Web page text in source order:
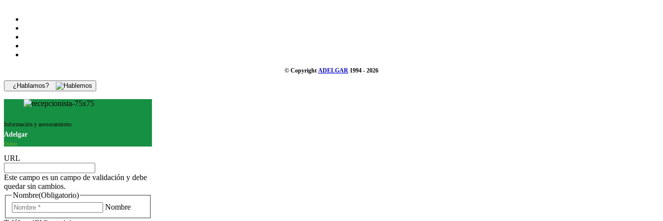
© Copyright ADELGAR 1994 - 2026
¿Hablamos?
Información y asesoramiento
Adelgar
Online
URL
Este campo es un campo de validación y debe
quedar sin cambios.
Nombre(Obligatorio)
Nombre